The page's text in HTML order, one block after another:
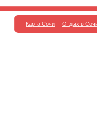
Карта Сочи Отдых в